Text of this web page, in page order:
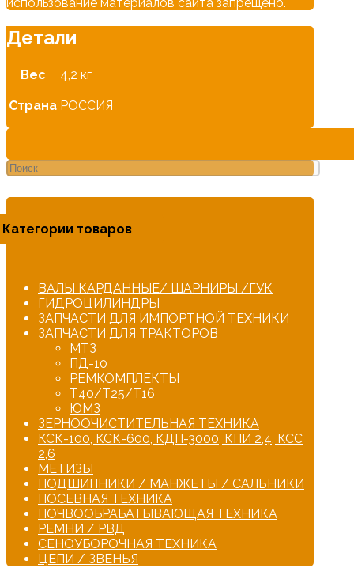
Детали
Вес 4,2 кг
Страна РОССИЯ
Категории товаров
ВАЛЫ КАРДАННЫЕ/ ШАРНИРЫ /ГУК
ГИДРОЦИЛИНДРЫ
ЗАПЧАСТИ ДЛЯ ИМПОРТНОЙ ТЕХНИКИ
ЗАПЧАСТИ ДЛЯ ТРАКТОРОВ
МТЗ
ПД-10
РЕМКОМПЛЕКТЫ
Т40/Т25/Т16
ЮМЗ
ЗЕРНООЧИСТИТЕЛЬНАЯ ТЕХНИКА
КСК-100, КСК-600, КДП-3000, КПИ 2,4, КСС
2,6
МЕТИЗЫ
ПОДШИПНИКИ / МАНЖЕТЫ / САЛЬНИКИ
ПОСЕВНАЯ ТЕХНИКА
ПОЧВООБРАБАТЫВАЮЩАЯ ТЕХНИКА
РЕМНИ / РВД
СЕНОУБОРОЧНАЯ ТЕХНИКА
ЦЕПИ / ЗВЕНЬЯ